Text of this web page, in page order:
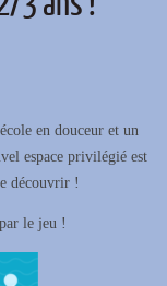
en douceur et un
espace privilégié est
découvrir !
le jeu !